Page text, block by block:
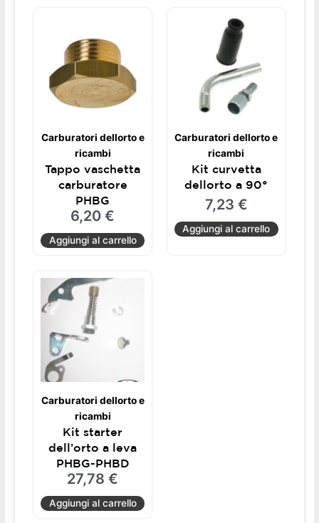
Carburatori dellorto e
ricambi
Tappo vaschetta
carburatore
PHBG
6,20€
Aggiungi al carrello
Carburatori dellorto e
ricambi
Kit curvetta
dellorto a 90°
7,23 €
Aggiungi al carrello
Carburatori dellorto e
ricambi
Kit starter
dell’orto a leva
PHBG-PHBD
27,78€
Aggiungi al carrello